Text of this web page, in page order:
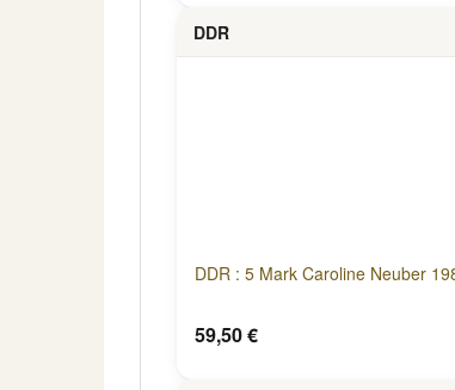
DDR
DDR : 5 Mark Caroline Neuber
59,50 €